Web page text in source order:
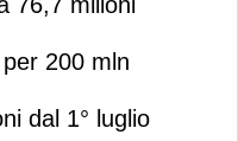
200 mln
dal 1° luglio